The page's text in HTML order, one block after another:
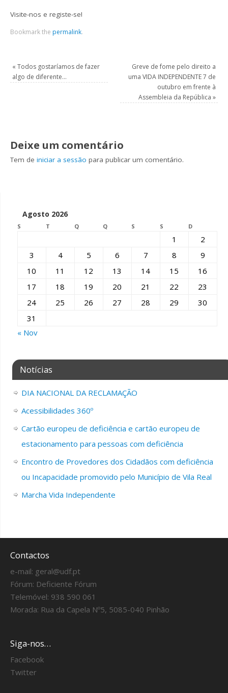
Visite-nos e registe-se!
Bookmark the permalink.
« Todos gostaríamos de fazer
algo de diferente…
Greve de fome pelo direito a
uma VIDA INDEPENDENTE 7 de
outubro em frente à
Assembleia da República »
Deixe um comentário
Tem deiniciar a sessão para publicar um comentário.
Agosto 2026
S T Q Q S S D
1
2
3
4 5 6 7 8
9
10
11 12 13 14 15
16
17
18 19 20 21 22
23
24
25 26 27 28 29
30
31
« Nov
Notícias
DIA NACIONAL DA RECLAMAÇÃO
Acessibilidades 360º
Cartão europeu de deficiência e cartão europeu de
estacionamento para pessoas com deficiência
Encontro de Provedores dos Cidadãos com deficiência
ou Incapacidade promovido pelo Município de Vila Real
Marcha Vida Independente
Contactos
e-mail: geral@udf.pt
Fórum: Deficiente Fórum
Telemóvel: 938 590 061
Morada: Rua da Capela Nº5, 5085-040 Pinhão
Siga-nos…
Facebook
Twitter